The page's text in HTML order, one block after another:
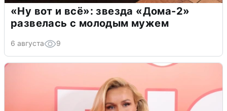
«Ну вот и всё»: звезда «Дома-2»
развелась с молодым мужем
6 августа 9